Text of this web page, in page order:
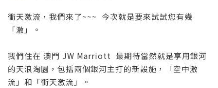
衝天激流，我們來了~~~ 今次就是要來試試您有幾
「激」。
我們住在 澳門 JW Marriott 最期待當然就是享用銀河
的天浪淘園，包括兩個銀河主打的新設施，「空中激
流」和「衝天激流」。